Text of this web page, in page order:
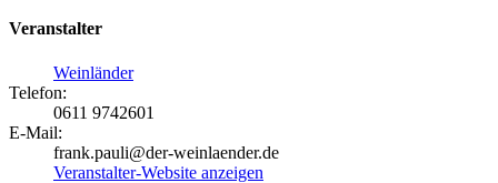
Veranstalter
Weinländer
Telefon:
0611 9742601
E-Mail:
frank.pauli@der-weinlaender.de
Veranstalter-Website anzeigen